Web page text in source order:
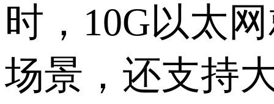
时，10G以太
场景，还支持